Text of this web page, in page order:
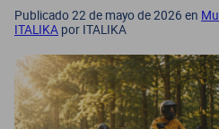
Publicado 22 de mayo de 2026 en
ITALIKA por ITALIKA
vortex
dm 300
cuatrimotos